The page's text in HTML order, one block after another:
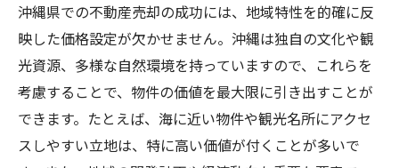
沖縄県での不動産売却の成功には、地域特性を的確に反
映した価格設定が欠かせません。沖縄は独自の文化や観
光資源、多様な自然環境を持っていますので、これらを
考慮することで、物件の価値を最大限に引き出すことが
できます。たとえば、海に近い物件や観光名所にアクセ
スしやすい立地は、特に高い価値が付くことが多いで